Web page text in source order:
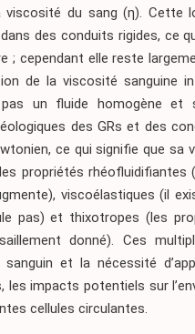
du sang (η). Cette
des conduits rigides, ce
; cependant elle reste
de la viscosité sanguine
pas un fluide homogène et
des GRs et des
ce qui signifie que sa
propriétés rhéofluidifiantes
viscoélastiques (il
pas) et thixotropes (les
donné). Ces
sanguin et la nécessité
les impacts potentiels sur
cellules circulantes.